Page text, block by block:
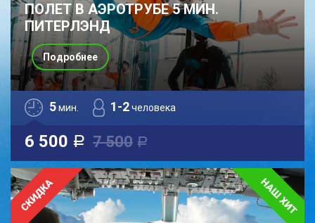
ПОЛЕТ В АЭРОТРУБЕ 5 МИН.
ПИТЕРЛЭНД
5мин. 1-2человека
6 500 a 7 500 a
Подробнее